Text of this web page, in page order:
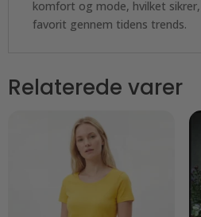
komfort og mode, hvilket
favorit gennem tidens trends.
Relaterede varer